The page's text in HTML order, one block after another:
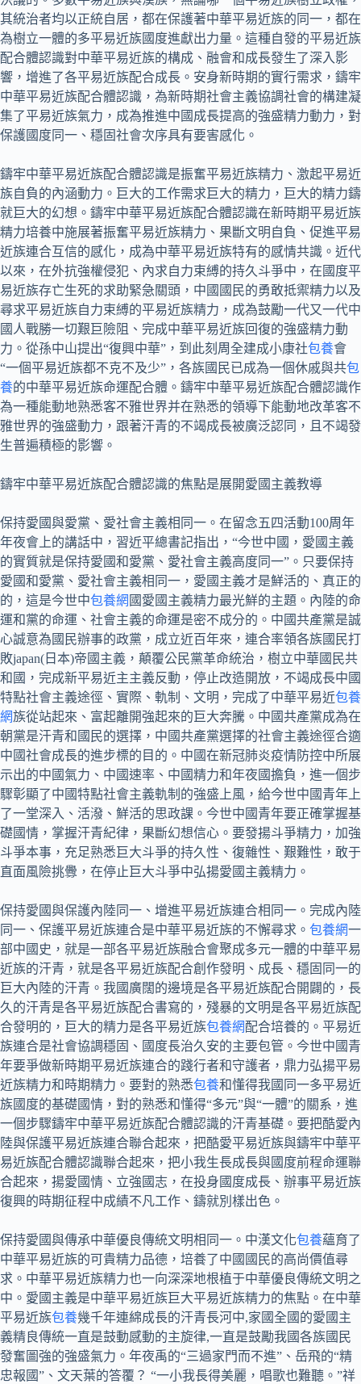
其統治者均以正統自居，都在保護著中華平易近族的同一，都在
為樹立一體的多平易近族國度進獻出力量。這種自發的平易近族
配合體認識對中華平易近族的構成、融會和成長發生了深入影
響，增進了各平易近族配合成長。安身新時期的實行需求，鑄牢
中華平易近族配合體認識，為新時期社會主義協調社會的構建凝
集了平易近族氣力，成為推進中國成長提高的強盛精力動力，對
保護國度同一、穩固社會次序具有要害感化。
鑄牢中華平易近族配合體認識是振奮平易近族精力、激起平易近
族自負的內涵動力。巨大的工作需求巨大的精力，巨大的精力鑄
就巨大的幻想。鑄牢中華平易近族配合體認識在新時期平易近族
精力培養中施展著振奮平易近族精力、果斷文明自負、促進平易
近族連合互信的感化，成為中華平易近族特有的感情共識。近代
以來，在外抗強權侵犯、內求自力束縛的持久斗爭中，在國度平
易近族存亡生死的求助緊急關頭，中國國民的勇敢抵禦精力以及
尋求平易近族自力束縛的平易近族精力，成為鼓勵一代又一代中
國人戰勝一切艱巨險阻、完成中華平易近族回復的強盛精力動
力。從孫中山提出“復興中華”，到此刻周全建成小康社包養會
“一個平易近族都不克不及少”，各族國民已成為一個休戚與共包
養的中華平易近族命運配合體。鑄牢中華平易近族配合體認識作
為一種能動地熟悉客不雅世界并在熟悉的領導下能動地改革客不
雅世界的強盛動力，跟著汗青的不竭成長被廣泛認同，且不竭發
生普遍積極的影響。
鑄牢中華平易近族配合體認識的焦點是展開愛國主義教導
保持愛國與愛黨、愛社會主義相同一。在留念五四活動100周年
年夜會上的講話中，習近平總書記指出，“今世中國，愛國主義
的實質就是保持愛國和愛黨、愛社會主義高度同一”。只要保持
愛國和愛黨、愛社會主義相同一，愛國主義才是鮮活的、真正的
的，這是今世中包養網 國愛國主義精力最光鮮的主題。內陸的命
運和黨的命運、社會主義的命運是密不成分的。中國共產黨是誠
心誠意為國民辦事的政黨，成立近百年來，連合率領各族國民打
敗japan(日本)帝國主義，顛覆公民黨革命統治，樹立中華國民共
和國，完成新平易近主主義反動，停止改造開放，不竭成長中國
特點社會主義途徑、實際、軌制、文明，完成了中華平易近包養
網族從站起來、富起離開強起來的巨大奔騰。中國共產黨成為在
朝黨是汗青和國民的選擇，中國共產黨選擇的社會主義途徑合適
中國社會成長的進步標的目的。中國在新冠肺炎疫情防控中所展
示出的中國氣力、中國速率、中國精力和年夜國擔負，進一個步
驟彰顯了中國特點社會主義軌制的強盛上風，給今世中國青年上
了一堂深入、活潑、鮮活的思政課。今世中國青年要正確掌握基
礎國情，掌握汗青紀律，果斷幻想信心。要發揚斗爭精力，加強
斗爭本事，充足熟悉巨大斗爭的持久性、復雜性、艱難性，敢于
直面風險挑釁，在停止巨大斗爭中弘揚愛國主義精力。
保持愛國與保護內陸同一、增進平易近族連合相同一。完成內陸
同一、保護平易近族連合是中華平易近族的不懈尋求。 包養網一
部中國史，就是一部各平易近族融合會聚成多元一體的中華平易
近族的汗青，就是各平易近族配合創作發明、成長、穩固同一的
巨大內陸的汗青。我國廣闊的邊境是各平易近族配合開闢的，長
久的汗青是各平易近族配合書寫的，殘暴的文明是各平易近族配
合發明的，巨大的精力是各平易近族包養網配合培養的。平易近
族連合是社會協調穩固、國度長治久安的主要包管。今世中國青
年要爭做新時期平易近族連合的踐行者和守護者，鼎力弘揚平易
近族精力和時期精力。要對的熟悉包養和懂得我國同一多平易近
族國度的基礎國情，對的熟悉和懂得“多元”與“一體”的關系，進
一個步驟鑄牢中華平易近族配合體認識的汗青基礎。要把酷愛內
陸與保護平易近族連合聯合起來，把酷愛平易近族與鑄牢中華平
易近族配合體認識聯合起來，把小我生長成長與國度前程命運聯
合起來，揚愛國情、立強國志，在投身國度成長、辦事平易近族
復興的時期征程中成績不凡工作、鑄就別樣出色。
保持愛國與傳承中華優良傳統文明相同一。中漢文化包養蘊育了
中華平易近族的可貴精力品德，培養了中國國民的高尚價值尋
求。中華平易近族精力也一向深深地根植于中華優良傳統文明之
中。愛國主義是中華平易近族巨大平易近族精力的焦點。在中華
平易近族包養幾千年連綿成長的汗青長河中,家國全國的愛國主
義精良傳統一直是鼓動感動的主旋律,一直是鼓勵我國各族國民
發奮圖強的強盛氣力。年夜禹的“三過家門而不進”、岳飛的“精
忠報國”、文天葉的答覆？ “一小我長得美麗，唱歌也難聽。”祥